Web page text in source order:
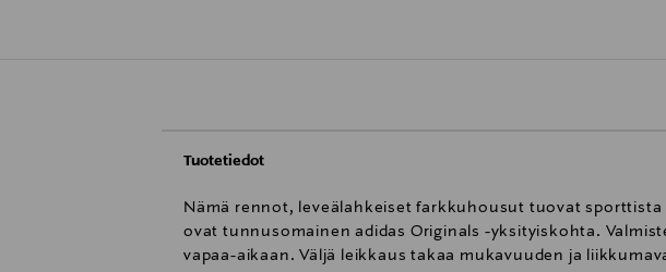
Tuotetiedot
Nämä rennot, leveälahkeiset farkkuhousut tuovat
ovat tunnusomainen adidas Originals -yksityiskohta.
vapaa-aikaan. Väljä leikkaus takaa mukavuuden ja